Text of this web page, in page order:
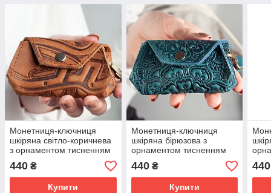
Монетниця-ключниця
шкіряна світло-коричнева
з орнаментом тисненням
Плин часу
440 ₴
Купити
Монетниця-ключниця
шкіряна бірюзова з
орнаментом тисненням
Квіти
440₴
Купити
440